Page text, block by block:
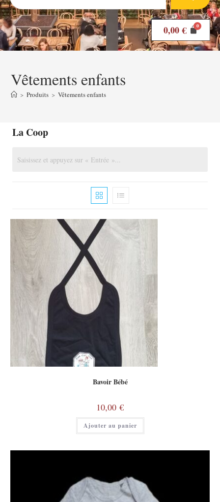
0,00€
Vêtements enfants
> Produits > Vêtements enfants
La Coop
Bavoir Bébé
10,00 €
Ajouter au panier